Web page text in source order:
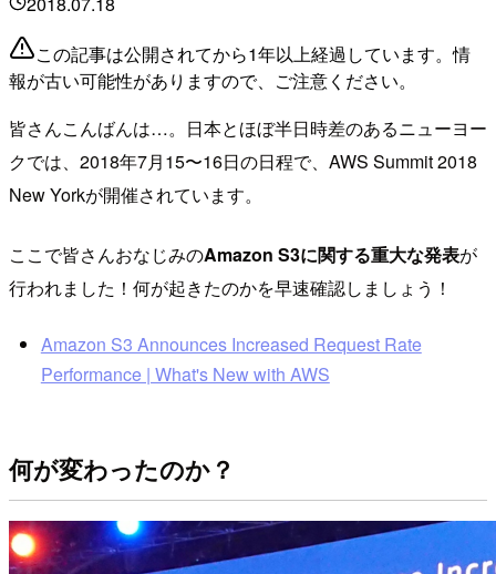
この記事は公開されてから1年以上経過しています。情
報が古い可能性がありますので、ご注意ください。
皆さんこんばんは…。日本とほぼ半日時差のあるニューヨー
クでは、2018年7月15〜16日の日程で、AWS Summit 2018
New Yorkが開催されています。
ここで皆さんおなじみのAmazon S3に関する重大な発表が
行われました！何が起きたのかを早速確認しましょう！
Amazon S3 Announces Increased Request Rate
Performance | What's New with AWS
何が変わったのか？